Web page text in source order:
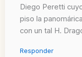
Diego Peretti
piso la
con un tal H.
Responder